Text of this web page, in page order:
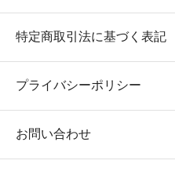
特定商取引法に基づく表記
プライバシーポリシー
お問い合わせ